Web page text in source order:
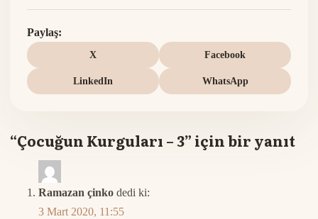
Paylaş:
X Facebook
LinkedIn WhatsApp
“Çocuğun Kurguları – 3” için bir yanıt
Ramazan çinko dedi ki:
3 Mart 2020, 11:55